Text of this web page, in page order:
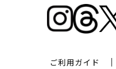
ご利用ガイド